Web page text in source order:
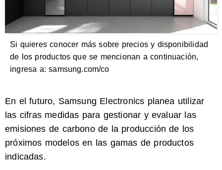
Si quieres conocer más sobre precios y disponibilidad
de los productos que se mencionan a continuación,
ingresa a: samsung.com/co
En el futuro, Samsung Electronics planea utilizar
las cifras medidas para gestionar y evaluar las
emisiones de carbono de la producción de los
próximos modelos en las gamas de productos
indicadas.